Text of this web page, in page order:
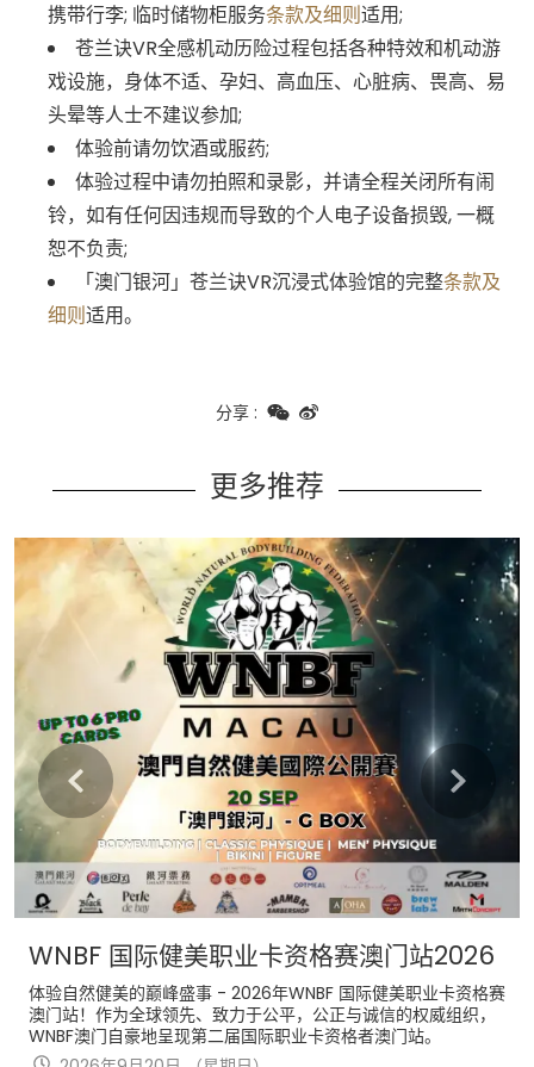
携带行李; 临时储物柜服务条款及细则适用;
苍兰诀VR全感机动历险过程包括各种特效和机动游
戏设施，身体不适、孕妇、高血压、心脏病、畏高、易
头晕等人士不建议参加;
体验前请勿饮酒或服药;
体验过程中请勿拍照和录影，并请全程关闭所有闹
铃，如有任何因违规而导致的个人电子设备损毁, 一概
恕不负责;
「澳门银河」苍兰诀VR沉浸式体验馆的完整条款及
细则适用。
分享 :
更多推荐
Learn more
WNBF 国际健美职业卡资格赛澳门站2026
体验自然健美的巅峰盛事 - 2026年WNBF 国际健美职业卡资格赛
澳门站！作为全球领先、致力于公平，公正与诚信的权威组织，
WNBF澳门自豪地呈现第二届国际职业卡资格者澳门站。